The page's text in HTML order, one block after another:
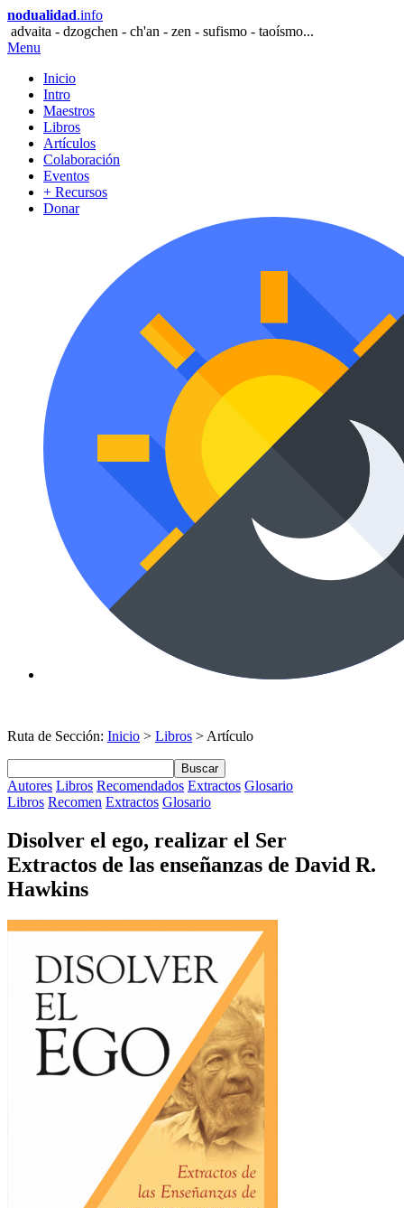
nodualidad.info
advaita - dzogchen - ch'an - zen - sufismo - taoísmo...
Menu
Inicio
Intro
Maestros
Libros
Artículos
Colaboración
Eventos
+ Recursos
Donar
Ruta de Sección: Inicio > Libros > Artículo
Buscar
Autores Libros Recomendados Extractos Glosario
Libros Recomen Extractos Glosario
Disolver el ego, realizar el Ser
Extractos de las enseñanzas de David R.
Hawkins